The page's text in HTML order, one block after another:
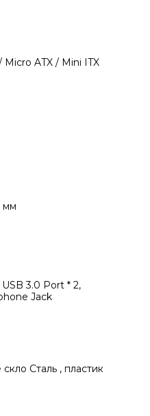
Micro ATX / Mini ITX
мм
3.0 Port * 2,
Jack
скло Сталь , пластик